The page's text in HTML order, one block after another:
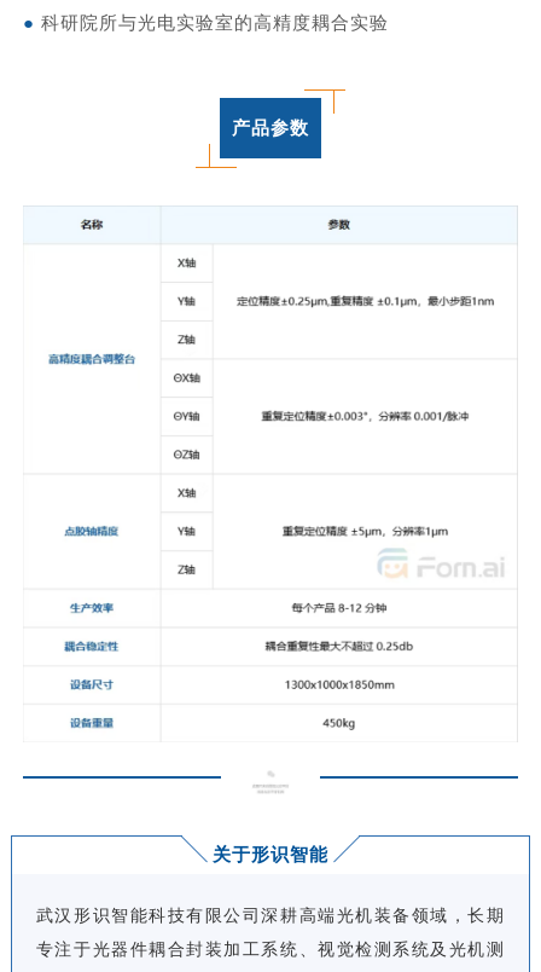
● 科研院所与光电实验室的高精度耦合实验
产品参数
关于形识智能
武汉形识智能科技有限公司深耕高端光机装备领域，长期
专注于光器件耦合封装加工系统、视觉检测系统及光机测